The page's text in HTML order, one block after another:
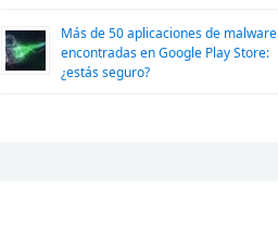
Más de 50 aplicaciones de malware
encontradas en Google Play Store:
¿estás seguro?